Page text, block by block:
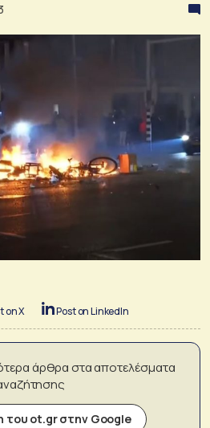
on X Post on LinkedIn
άρθρα στα αποτελέσματα
του ot.gr στην Google